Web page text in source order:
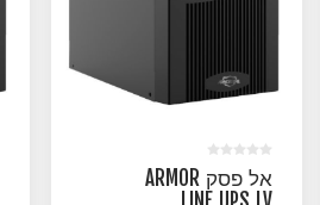
אל פסק ARMOR